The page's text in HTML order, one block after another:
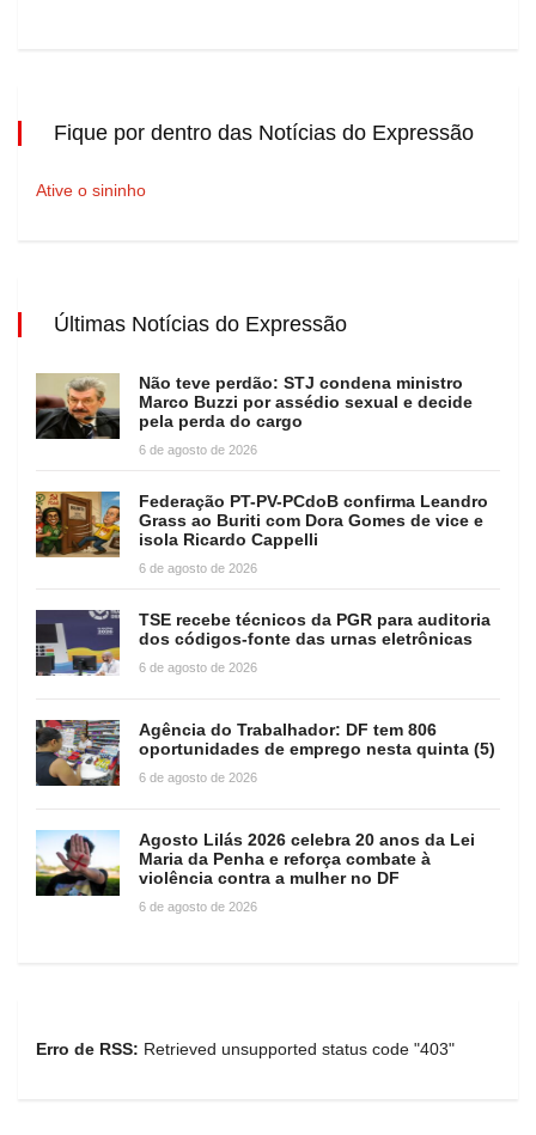
Fique por dentro das Notícias do Expressão
Ative o sininho
Últimas Notícias do Expressão
Não teve perdão: STJ condena ministro
Marco Buzzi por assédio sexual e decide
pela perda do cargo
6 de agosto de 2026
Federação PT-PV-PCdoB confirma Leandro
Grass ao Buriti com Dora Gomes de vice e
isola Ricardo Cappelli
6 de agosto de 2026
TSE recebe técnicos da PGR para auditoria
dos códigos-fonte das urnas eletrônicas
6 de agosto de 2026
Agência do Trabalhador: DF tem 806
oportunidades de emprego nesta quinta (5)
6 de agosto de 2026
Agosto Lilás 2026 celebra 20 anos da Lei
Maria da Penha e reforça combate à
violência contra a mulher no DF
6 de agosto de 2026
Erro de RSS: Retrieved unsupported status code "403"